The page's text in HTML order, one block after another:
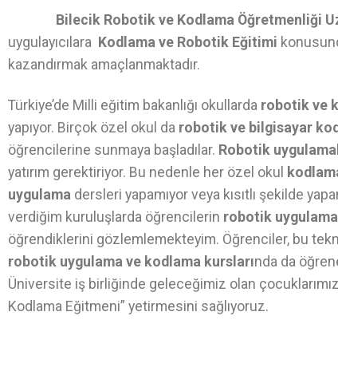
Bilecik Robotik ve Kodlama Öğretmenliği
uygulayıcılara Kodlama ve Robotik Eğitimi
kazandırmak amaçlanmaktadır.
Türkiye’de Milli eğitim bakanlığı okullarda robotik ve
yapıyor. Birçok özel okul da robotik ve bilgisayar
öğrencilerine sunmaya başladılar. Robotik
yatırım gerektiriyor. Bu nedenle her özel okul
uygulama dersleri yapamıyor veya kısıtlı şekilde
verdiğim kuruluşlarda öğrencilerin robotik
öğrendiklerini gözlemlemekteyim. Öğrenciler, bu
robotik uygulama ve kodlama kurslarında da
Üniversite iş birliğinde geleceğimiz olan
Kodlama Eğitmeni” yetirmesini sağlıyoruz.